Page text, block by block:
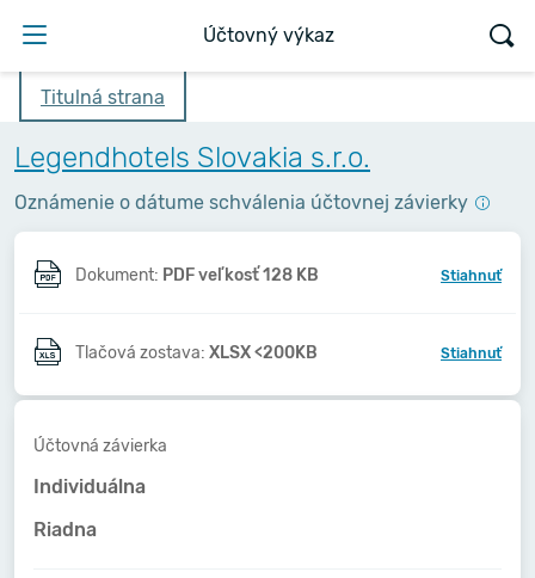
Účtovný výkaz
Titulná strana
Legendhotels Slovakia s.r.o.
Oznámenie o dátume schválenia účtovnej závierky
Dokument: PDF veľkosť 128 KB Stiahnuť
Tlačová zostava: XLSX <200KB Stiahnuť
Účtovná závierka
Individuálna
Riadna